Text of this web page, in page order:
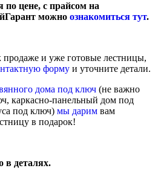
по цене, с прайсом на
можно ознакомиться тут.
продаже и уже готовые лестницы,
форму и уточните детали.
дома под ключ (не важно
каркасно-панельный дом под
под ключ) мы дарим вам
в подарок!
в деталях.